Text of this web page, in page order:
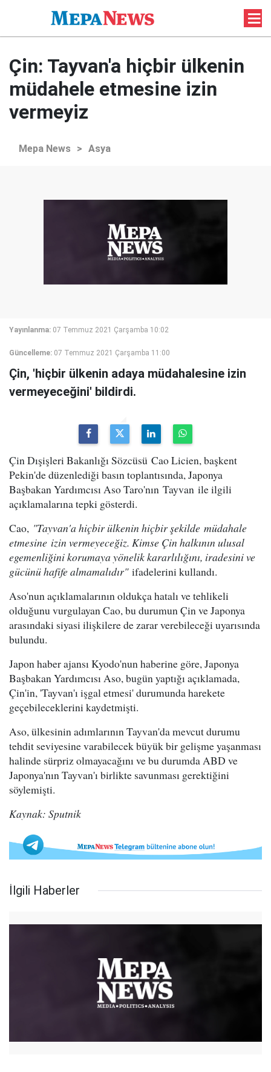
Çin: Tayvan'a hiçbir ülkenin
müdahele etmesine izin
vermeyiz
Mepa News > Asya
Yayınlanma: 07 Temmuz 2021 Çarşamba 10:02
Güncelleme: 07 Temmuz 2021 Çarşamba 11:00
Çin, 'hiçbir ülkenin adaya müdahalesine izin
vermeyeceğini' bildirdi.
Çin Dışişleri Bakanlığı Sözcüsü Cao Licien, başkent
Pekin'de düzenlediği basın toplantısında, Japonya
Başbakan Yardımcısı Aso Taro'nın Tayvan ile ilgili
açıklamalarına tepki gösterdi.
Cao, "Tayvan'a hiçbir ülkenin hiçbir şekilde müdahale
etmesine izin vermeyeceğiz. Kimse Çin halkının ulusal
egemenliğini korumaya yönelik kararlılığını, iradesini ve
gücünü hafife almamalıdır"ifadelerini kullandı.
Aso'nun açıklamalarının oldukça hatalı ve tehlikeli
olduğunu vurgulayan Cao, bu durumun Çin ve Japonya
arasındaki siyasi ilişkilere de zarar verebileceği uyarısında
bulundu.
Japon haber ajansı Kyodo'nun haberine göre, Japonya
Başbakan Yardımcısı Aso, bugün yaptığı açıklamada,
Çin'in, 'Tayvan'ı işgal etmesi' durumunda harekete
geçebileceklerini kaydetmişti.
Aso, ülkesinin adımlarının Tayvan'da mevcut durumu
tehdit seviyesine varabilecek büyük bir gelişme yaşanması
halinde sürpriz olmayacağını ve bu durumda ABD ve
Japonya'nın Tayvan'ı birlikte savunması gerektiğini
söylemişti.
Kaynak: Sputnik
İlgili Haberler